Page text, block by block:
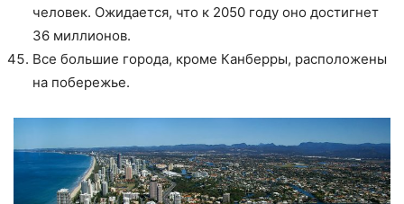
человек. Ожидается, что к 2050 году оно достигнет
36 миллионов.
Все большие города, кроме Канберры, расположены
на побережье.